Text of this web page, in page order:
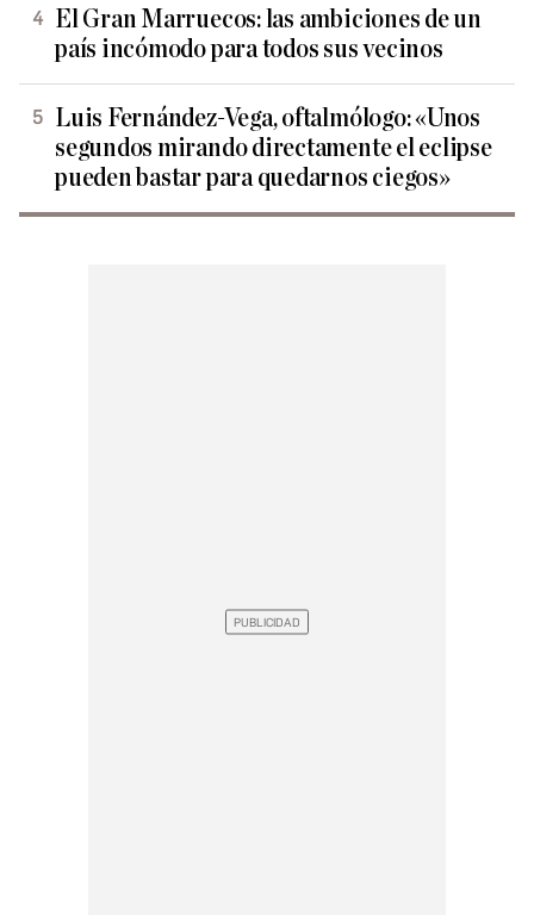
El Gran Marruecos: las ambiciones de un
país incómodo para todos sus vecinos
Luis Fernández-Vega, oftalmólogo: «Unos
segundos mirando directamente el eclipse
pueden bastar para quedarnos ciegos»